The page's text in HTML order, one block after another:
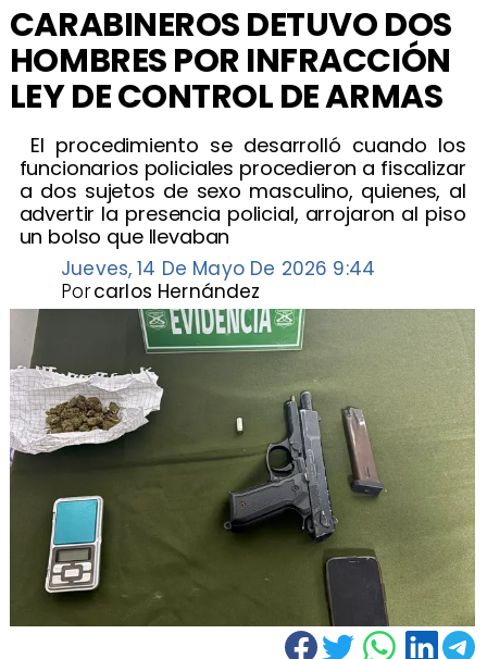
​CARABINEROS DETUVO DOS
HOMBRES POR INFRACCIÓN
LEY DE CONTROL DE ARMAS
​ El procedimiento se desarrolló cuando los
funcionarios policiales procedieron a fiscalizar
a dos sujetos de sexo masculino, quienes, al
advertir la presencia policial, arrojaron al piso
un bolso que llevaban
Jueves, 14 De Mayo De 2026 9:44
carlos Hernández
Por